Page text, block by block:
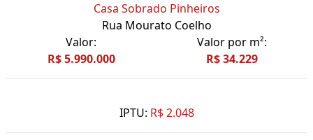
Casa Sobrado Pinheiros
Rua Mourato Coelho
Valor:
R$ 5.990.000
Valor por m²:
R$ 34.229
IPTU: R$ 2.048